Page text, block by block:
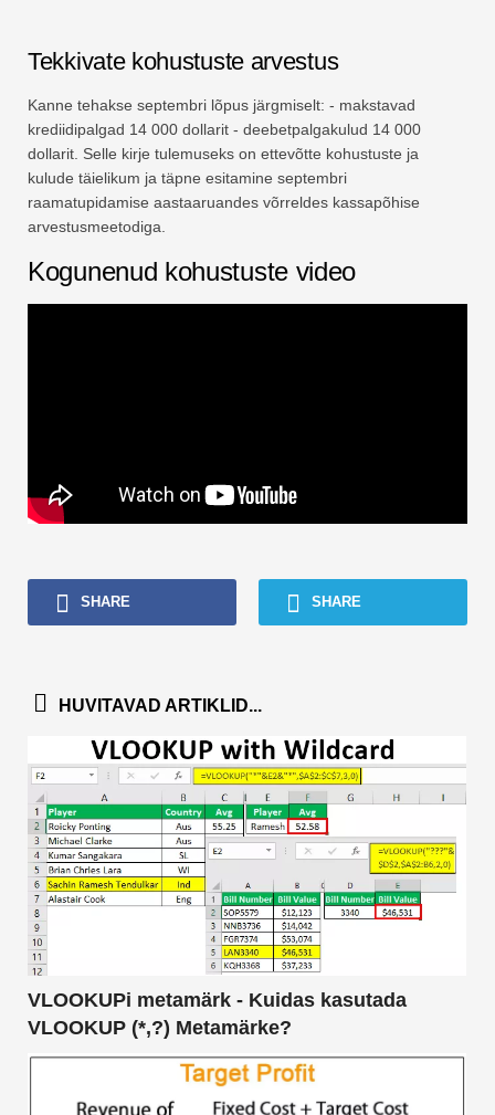
Tekkivate kohustuste arvestus
Kanne tehakse septembri lõpus järgmiselt: - makstavad
krediidipalgad 14 000 dollarit - deebetpalgakulud 14 000
dollarit. Selle kirje tulemuseks on ettevõtte kohustuste ja
kulude täielikum ja täpne esitamine septembri
raamatupidamise aastaaruandes võrreldes kassapõhise
arvestusmeetodiga.
Kogunenud kohustuste video
SHARE SHARE
HUVITAVAD ARTIKLID...
VLOOKUPi metamärk - Kuidas kasutada
VLOOKUP (*,?) Metamärke?